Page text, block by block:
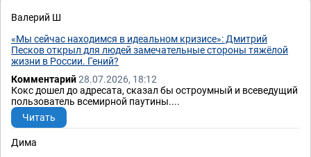
Валерий Ш
«Мы сейчас находимся в идеальном кризисе»: Дмитрий
Песков открыл для людей замечательные стороны тяжёлой
жизни в России. Гений?
Комментарий28.07.2026, 18:12
Кокс дошел до адресата, сказал бы остроумный и всеведущий
пользователь всемирной паутины....
Читать
Дима